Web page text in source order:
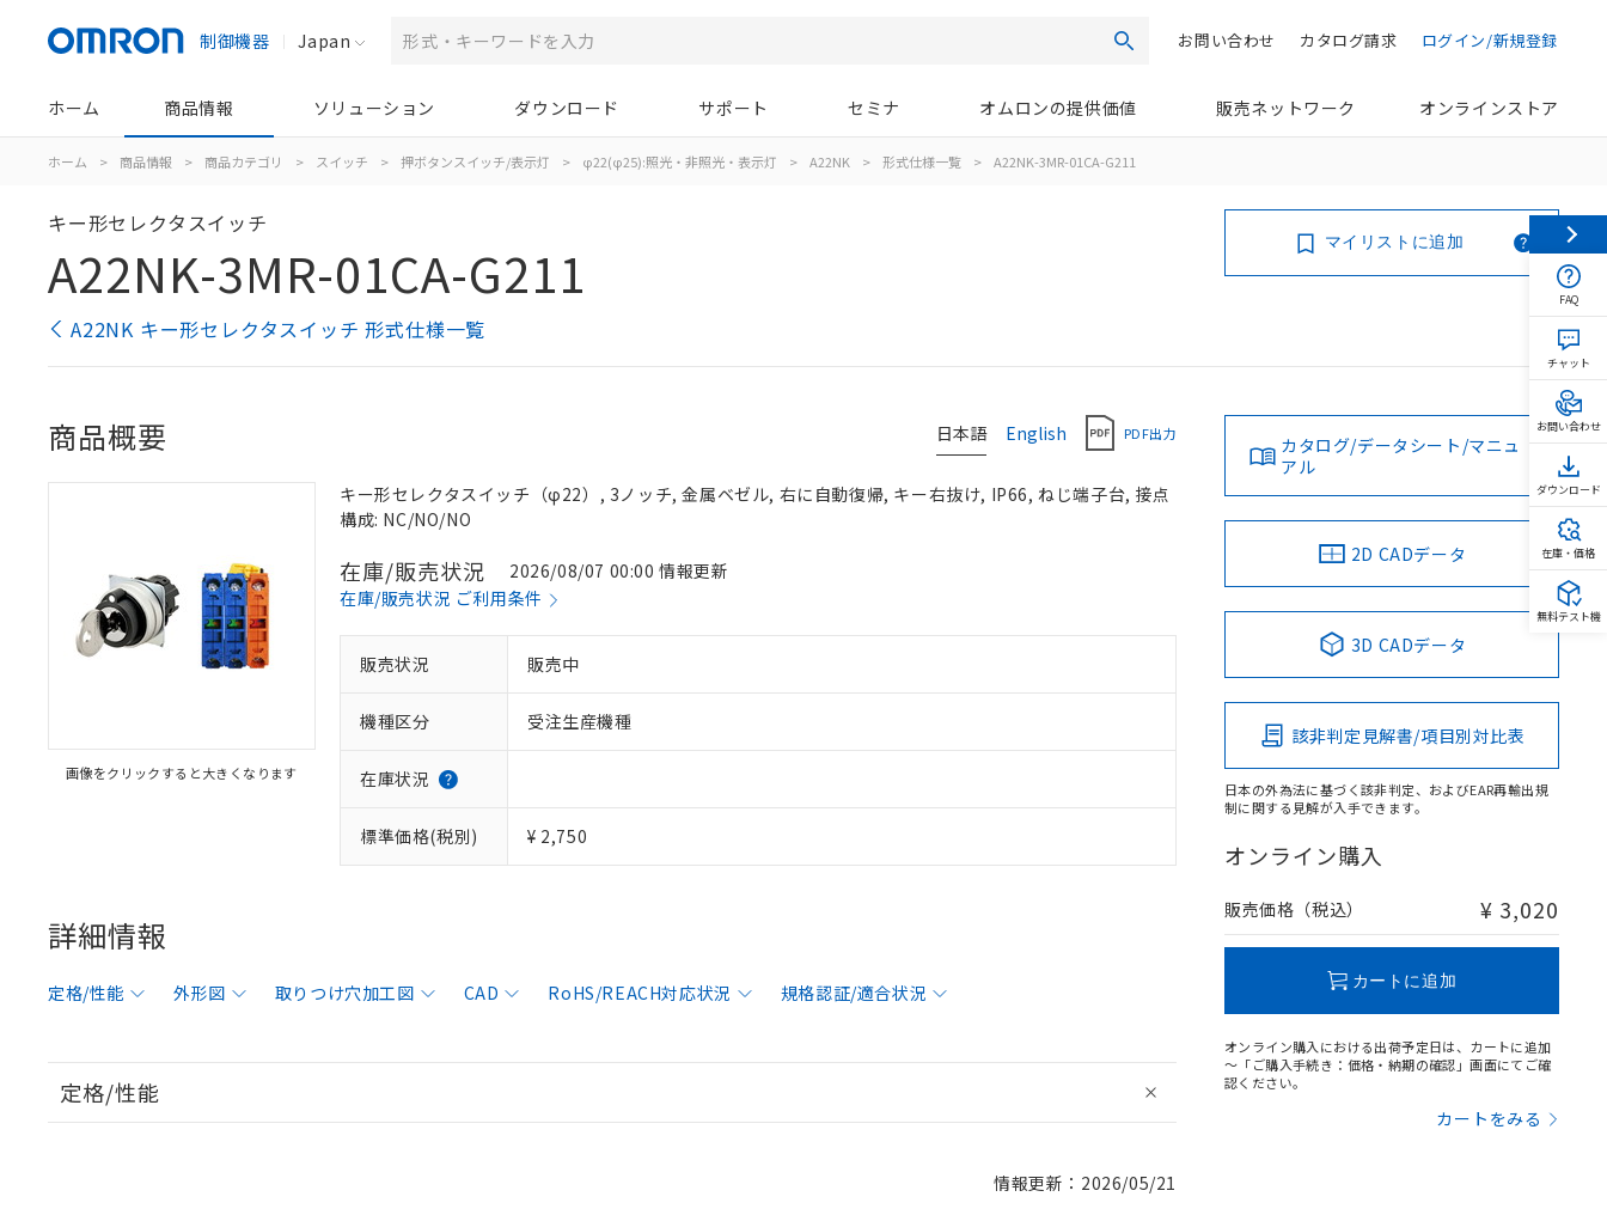
制御機器 Japan 検索 ログイン/新規登録
カタログ請求
お問い合わせ
ホーム 商品情報 ソリューション ダウンロード サポート セミナ オムロンの提供価値 販売ネットワーク オンラインストア
ホーム > 商品情報 > 商品カテゴリ > スイッチ > 押ボタンスイッチ/表示灯 > φ22(φ25):照光・非照光・表示灯 > A22NK > 形式仕様一覧 > A22NK-3MR-01CA-G211
キー形セレクタスイッチ
A22NK-3MR-01CA-G211
A22NK キー形セレクタスイッチ 形式仕様一覧
マイリストに追加
日本語 English PDF出力
商品概要
画像をクリックすると大きくなります
キー形セレクタスイッチ（φ22）, 3ノッチ, 金属ベゼル, 右に自動復帰, キー右抜け, IP66, ねじ端子台, 接点
構成: NC/NO/NO
在庫/販売状況
2026/08/07 00:00 情報更新
在庫/販売状況 ご利用条件
販売状況 販売中
機種区分 受注生産機種
在庫状況
標準価格(税別) ¥ 2,750
詳細情報
定格/性能 外形図 取りつけ穴加工図 CAD RoHS/REACH対応状況 規格認証/適合状況
定格/性能
情報更新：2026/05/21
カタログ/データシート/マニュ
アル
2D CADデータ
3D CADデータ
該非判定見解書/項目別対比表
日本の外為法に基づく該非判定、およびEAR再輸出規
制に関する見解が入手できます。
オンライン購入
販売価格（税込） ¥ 3,020
カートに追加
オンライン購入における出荷予定日は、カートに追加
～「ご購入手続き：価格・納期の確認」画面にてご確
認ください。
カートをみる
FAQ
チャット
お問い合わせ
ダウンロード
在庫・価格
無料テスト機